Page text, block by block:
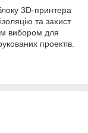
3D-принтера
та захист
вибором для
проектів.